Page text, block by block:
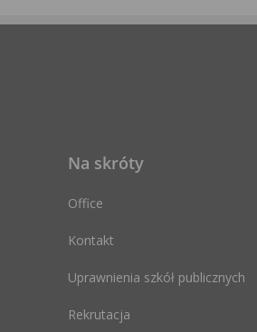
Na skróty
Office
Kontakt
Uprawnienia szkół publicznych
Rekrutacja